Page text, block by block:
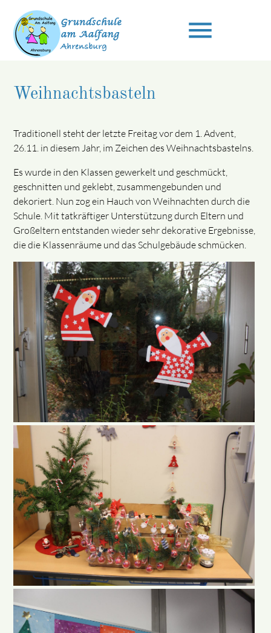
menu
Suchbegriffe
Weihnachtsbasteln
Traditionell steht der letzte Freitag vor dem 1. Advent,
26.11. in diesem Jahr, im Zeichen des Weihnachtsbastelns.
Es wurde in den Klassen gewerkelt und geschmückt,
geschnitten und geklebt, zusammengebunden und
dekoriert. Nun zog ein Hauch von Weihnachten durch die
Schule. Mit tatkräftiger Unterstützung durch Eltern und
Großeltern entstanden wieder sehr dekorative Ergebnisse,
die die Klassenräume und das Schulgebäude schmücken.